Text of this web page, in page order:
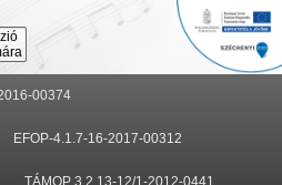
Keresés
00374
EFOP-4.1.7-16-2017-00312
TÁMOP 3.2.13-12/1-2012-0441